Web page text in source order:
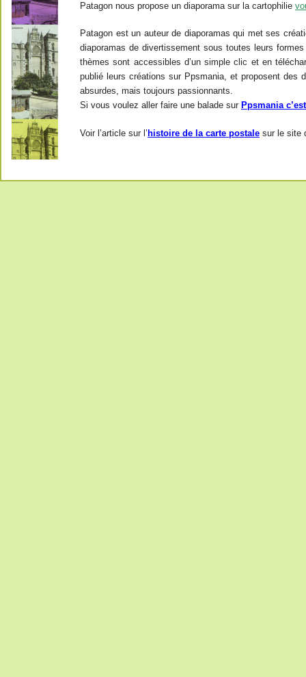
Patagon nous propose un diaporama sur la cartophilie
Patagon est un auteur de diaporamas qui met ses
diaporamas de divertissement sous toutes leurs
thèmes sont accessibles d’un simple clic et en
publié leurs créations sur Ppsmania, et proposent des
absurdes, mais toujours passionnants.
Si vous voulez aller faire une balade sur Ppsmania
Voir l’article sur l’histoire de la carte postale sur le site